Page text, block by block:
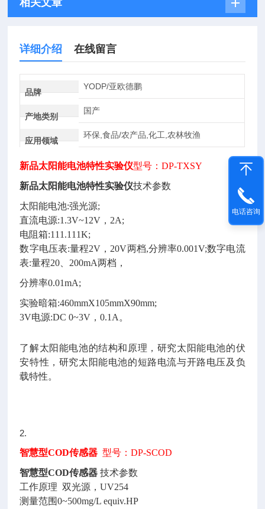
相关文章
详细介绍 在线留言
品牌
YODP/亚欧德鹏
产地类别
国产
应用领域
环保,食品/农产品,化工,农林牧渔
新品太阳能电池特性实验仪型号：DP-TXSY
新品太阳能电池特性实验仪技术参数
太阳能电池:强光源;
直流电源:1.3V~12V，2A;
电阻箱:111.111K;
数字电压表:量程2V，20V两档,分辨率0.001V;数字电流
表:量程20、200mA两档，
分辨率0.01mA;
实验暗箱:460mmX105mmX90mm;
3V电源:DC 0~3V，0.1A。
了解太阳能电池的结构和原理，研究太阳能电池的伏
安特性，研究太阳能电池的短路电流与开路电压及负
载特性。
2.
智慧型COD传感器 型号：DP-SCOD
智慧型COD传感器技术参数
工作原理 双光源，UV254
测量范围0~500mg/L equiv.HP
电话咨询